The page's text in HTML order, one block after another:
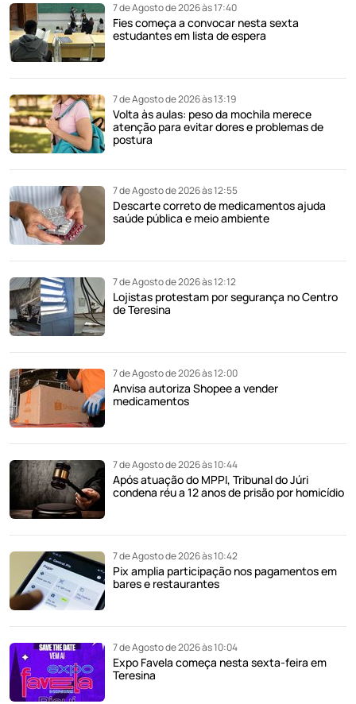
7 de Agosto de 2026 às 17:40
Fies começa a convocar nesta sexta
estudantes em lista de espera
7 de Agosto de 2026 às 13:19
Volta às aulas: peso da mochila merece
atenção para evitar dores e problemas de
postura
7 de Agosto de 2026 às 12:55
Descarte correto de medicamentos ajuda
saúde pública e meio ambiente
7 de Agosto de 2026 às 12:12
Lojistas protestam por segurança no Centro
de Teresina
7 de Agosto de 2026 às 12:00
Anvisa autoriza Shopee a vender
medicamentos
7 de Agosto de 2026 às 10:44
Após atuação do MPPI, Tribunal do Júri
condena réu a 12 anos de prisão por homicídio
7 de Agosto de 2026 às 10:42
Pix amplia participação nos pagamentos em
bares e restaurantes
7 de Agosto de 2026 às 10:04
Expo Favela começa nesta sexta-feira em
Teresina